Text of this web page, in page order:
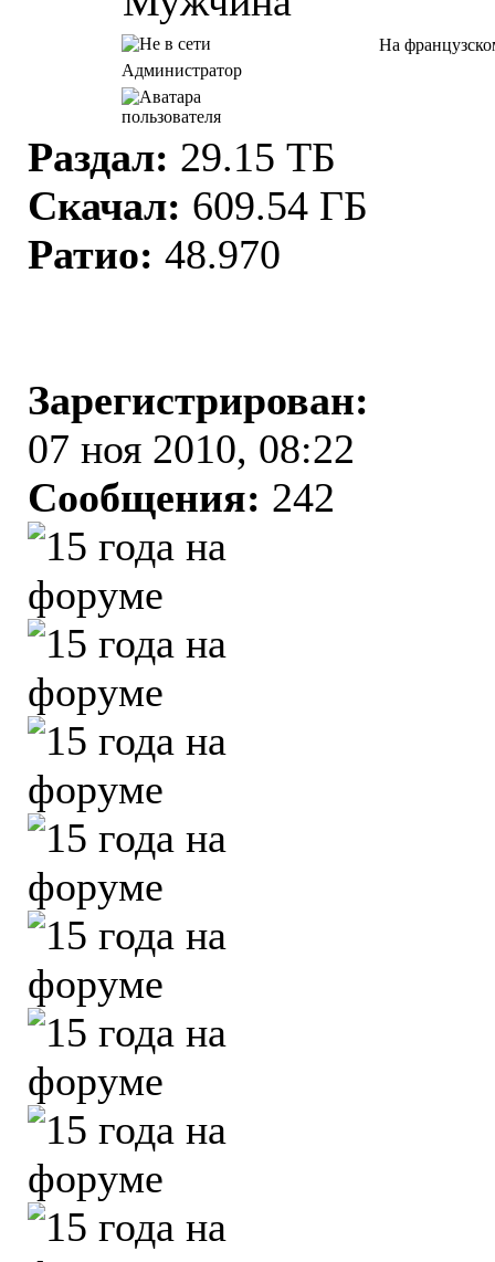
Администратор
Раздал: 29.15 ТБ
Скачал: 609.54 ГБ
Ратио: 48.970
Зарегистрирован:
07 ноя 2010, 08:22
Сообщения: 242
На